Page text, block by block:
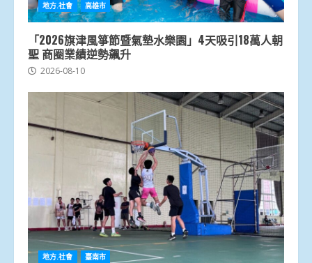
地方.社會 高雄市
「2026旗津風箏節暨氣墊水樂園」4天吸引18萬人朝
聖 商圈業績逆勢飆升
2026-08-10
地方.社會 臺南市